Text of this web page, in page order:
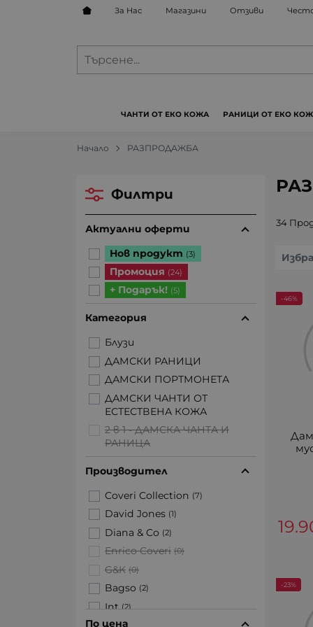
За Нас Магазини Отзиви
ЧАНТИ ОТ ЕКО КОЖА РАНИЦИ ОТ ЕКО
Начало РАЗПРОДАЖБА
34
-46%
-23%
Филтри
Актуални оферти
Нов продукт (3)
Промоция (24)
+ Подарък! (5)
Категория
Блузи
ДАМСКИ РАНИЦИ
ДАМСКИ ПОРТМОНЕТА
ДАМСКИ ЧАНТИ ОТ
ЕСТЕСТВЕНА КОЖА
2 в 1 - ДАМСКА ЧАНТА И
РАНИЦА
РАМО ОТ ЕСТЕСТВЕНА
КОЖА
ШАЛОВЕ
ДАМСКИ ШАПКИ
ЕСТЕСТВЕНА КОЖА
РАНИЦИ ЗА ЛАПТОП
КУФАРИ
Пътни чанти
Производител
Coveri Collection (7)
David Jones (1)
Diana & Co (2)
Enrico Coveri (0)
G&K (0)
Bagso (2)
Int (2)
По цена